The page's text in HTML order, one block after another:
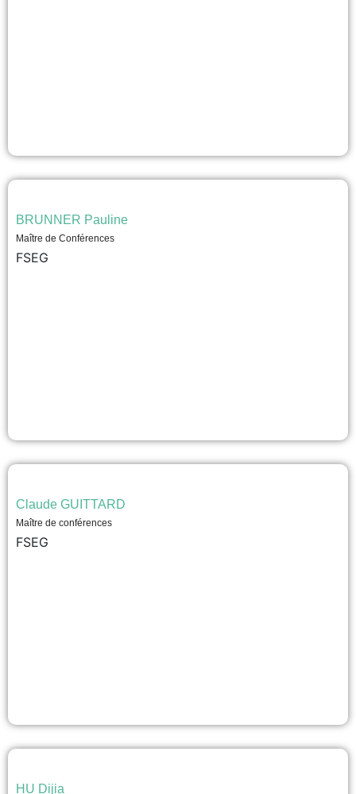
BRUNNER Pauline
Maître de Conférences
FSEG
Claude GUITTARD
Maître de conférences
FSEG
HU Dijia